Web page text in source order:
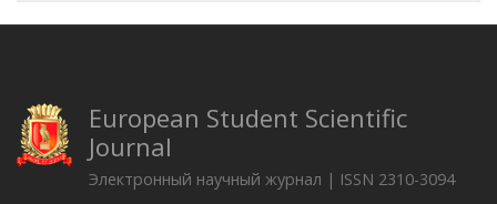
European Student Scientific
Journal
Электронный научный журнал | ISSN 2310-3094